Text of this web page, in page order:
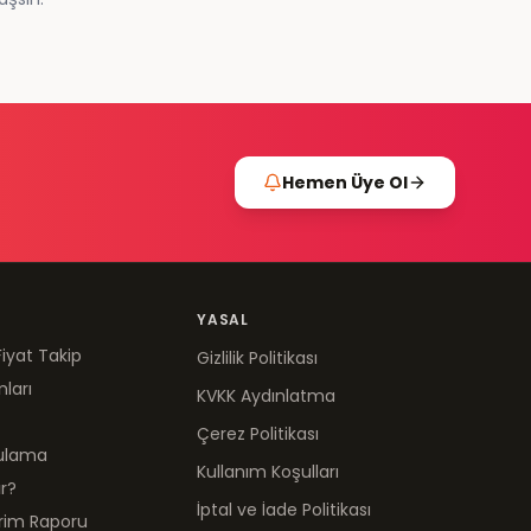
Hemen Üye Ol
Takip
Raporu
YASAL
Gizlilik Politikası
KVKK Aydınlatma
Çerez Politikası
Kullanım Koşulları
İptal ve İade Politikası